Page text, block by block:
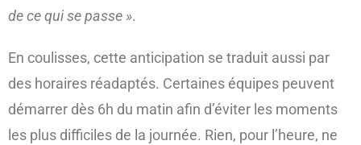
de ce qui se passe ».
En coulisses, cette anticipation se traduit aussi par
des horaires réadaptés. Certaines équipes peuvent
démarrer dès 6h du matin afin d’éviter les moments
les plus difficiles de la journée. Rien, pour l’heure, ne